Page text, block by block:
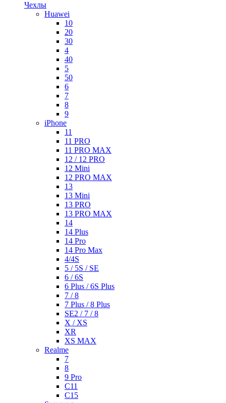
Чехлы
Huawei
10
20
30
4
40
5
50
6
7
8
9
iPhone
11
11 PRO
11 PRO MAX
12 / 12 PRO
12 Mini
12 PRO MAX
13
13 Mini
13 PRO
13 PRO MAX
14
14 Plus
14 Pro
14 Pro Max
4/4S
5 / 5S / SE
6 / 6S
6 Plus / 6S Plus
7 / 8
7 Plus / 8 Plus
SE2 / 7 / 8
X / XS
XR
XS MAX
Realme
7
8
9 Pro
C11
C15